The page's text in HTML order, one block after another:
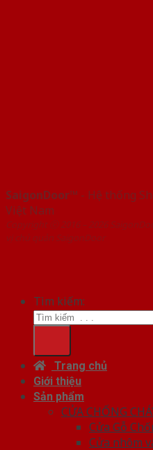
SaigonDoor™ - Hệ thống
Việt Nam
Copyright ⓒ 2016 – 2026
vị chủ quản SaigonDoor
Tìm kiếm:
Trang chủ
Giới thiệu
Sản phẩm
CỬA CHỐNG
Cửa Gỗ
Cửa nhôm